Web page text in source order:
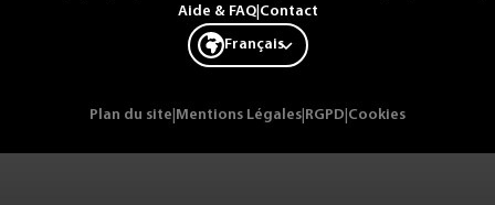
Aide & FAQ| Contact
Français
Plan du site Mentions Légales RGPD Cookies